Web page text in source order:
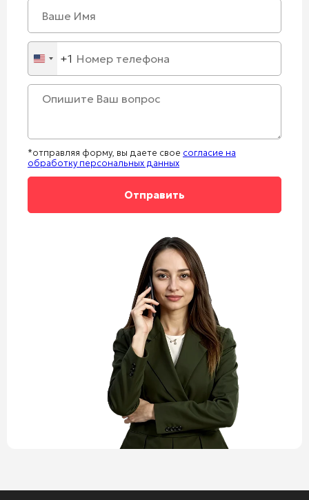
United
States
+1
+1
*отправляя форму, вы даете свое согласие на
обработку персональных данных